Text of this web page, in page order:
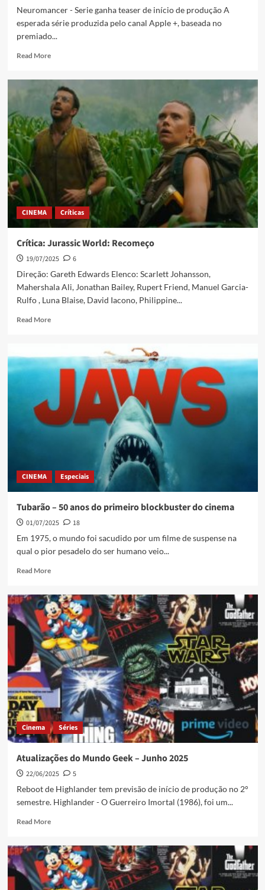
Neuromancer - Serie ganha teaser de início de produção A
esperada série produzida pelo canal Apple +, baseada no
premiado...
Read More
CINEMA Críticas
Crítica: Jurassic World: Recomeço
19/07/2025
6
Direção: Gareth Edwards Elenco: Scarlett Johansson,
Mahershala Ali, Jonathan Bailey, Rupert Friend, Manuel Garcia-
Rulfo , Luna Blaise, David Iacono, Philippine...
Read More
CINEMA Especiais
Tubarão – 50 anos do primeiro blockbuster do cinema
01/07/2025
18
Em 1975, o mundo foi sacudido por um filme de suspense na
qual o pior pesadelo do ser humano veio...
Read More
Cinema Séries
Atualizações do Mundo Geek – Junho 2025
22/06/2025
5
Reboot de Highlander tem previsão de início de produção no 2°
semestre. Highlander - O Guerreiro Imortal (1986), foi um...
Read More